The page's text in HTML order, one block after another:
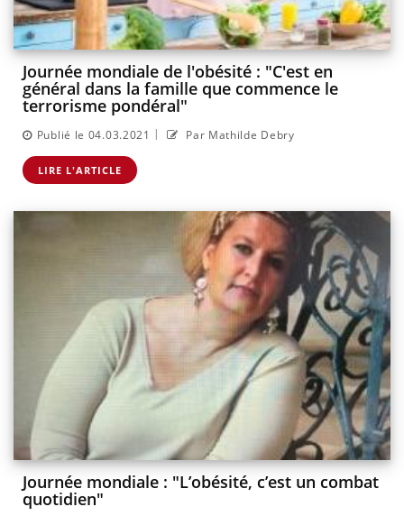
Journée mondiale de l'obésité : "C'est en
général dans la famille que commence le
terrorisme pondéral"
Publié le 04.03.2021 | Par Mathilde Debry
LIRE L'ARTICLE
Journée mondiale : "L’obésité, c’est un combat
quotidien"